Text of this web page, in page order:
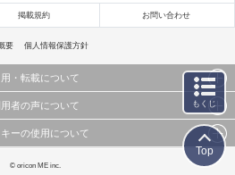
掲載規約 お問い合わせ
要 個人情報保護方針
用・転載について
写真、イラスト、画像データ等）及びこれらの配置・
載・複製などの二次利用を行うことは固く禁じており
者の声について
ービスの利用者が提出された見解・感想です。
いただいた上でご覧ください。
ーの使用について
ザーに合わせたコンテンツや広告の表示、ソーシャル
© oricon ME inc.
もくじ
Top